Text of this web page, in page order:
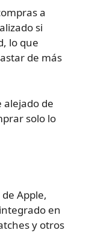
a
si
lo que
de más
de
solo lo
Apple,
en
y otros